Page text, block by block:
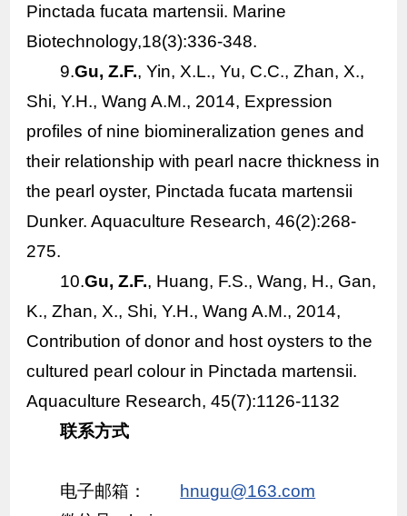
Pinctada fucata martensii. Marine
Biotechnology,18(3):336-348.
9.Gu, Z.F., Yin, X.L., Yu, C.C., Zhan, X.,
Shi, Y.H., Wang A.M., 2014, Expression
profiles of nine biomineralization genes and
their relationship with pearl nacre thickness in
the pearl oyster, Pinctada fucata martensii
Dunker. Aquaculture Research, 46(2):268-
275.
10.Gu, Z.F., Huang, F.S., Wang, H., Gan,
K., Zhan, X., Shi, Y.H., Wang A.M., 2014,
Contribution of donor and host oysters to the
cultured pearl colour in Pinctada martensii.
Aquaculture Research, 45(7):1126-1132
联系方式
电子邮箱：
hnugu@163.com